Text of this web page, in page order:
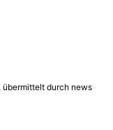
übermittelt durch news